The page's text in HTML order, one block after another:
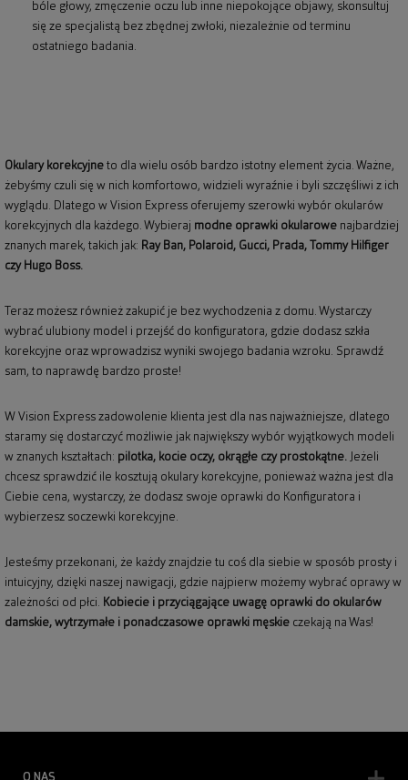
bóle głowy, zmęczenie oczu lub inne niepokojące objawy, skonsultuj
się ze specjalistą bez zbędnej zwłoki, niezależnie od terminu
ostatniego badania.
Okulary korekcyjne to dla wielu osób bardzo istotny element życia. Ważne,
żebyśmy czuli się w nich komfortowo, widzieli wyraźnie i byli szczęśliwi z ich
wyglądu. Dlatego w Vision Express oferujemy szerowki wybór okularów
korekcyjnych dla każdego. Wybieraj modne oprawki okularowe najbardziej
znanych marek, takich jak: Ray Ban, Polaroid , Gucci, Prada, Tommy Hilfiger
czy Hugo Boss.
Teraz możesz również zakupić je bez wychodzenia z domu. Wystarczy
wybrać ulubiony model i przejść do konfiguratora, gdzie dodasz szkła
korekcyjne oraz wprowadzisz wyniki swojego badania wzroku. Sprawdź
sam, to naprawdę bardzo proste!
W Vision Express zadowolenie klienta jest dla nas najważniejsze, dlatego
staramy się dostarczyć możliwie jak największy wybór wyjątkowych modeli
w znanych kształtach: pilotka, kocie oczy, okrągłe czy prostokątne. Jeżeli
chcesz sprawdzić ile kosztują okulary korekcyjne, ponieważ ważna jest dla
Ciebie cena, wystarczy, że dodasz swoje oprawki do Konfiguratora i
wybierzesz soczewki korekcyjne.
Jesteśmy przekonani, że każdy znajdzie tu coś dla siebie w sposób prosty i
intuicyjny, dzięki naszej nawigacji, gdzie najpierw możemy wybrać oprawy w
zależności od płci. Kobiecie i przyciągające uwagę oprawki do okularów
damskie, wytrzymałe i ponadczasowe oprawki męskie czekają na Was!